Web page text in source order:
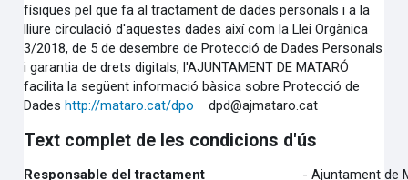
físiques pel que fa al tractament de dades personals i a la
lliure circulació d'aquestes dades així com la Llei Orgànica
3/2018, de 5 de desembre de Protecció de Dades Personals
i garantia de drets digitals, l'AJUNTAMENT DE MATARÓ
facilita la següent informació bàsica sobre Protecció de
Dadeshttp://mataro.cat/dpo dpd@ajmataro.cat
Text complet de les condicions d'ús
Responsable del tractament -Ajuntament de